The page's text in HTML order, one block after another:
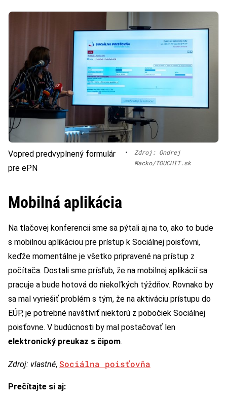
Vopred predvyplnený formulár
pre ePN
•
Zdroj: Ondrej
Macko/TOUCHIT.sk
Mobilná aplikácia
Na tlačovej konferencii sme sa pýtali aj na to, ako to bude
s mobilnou aplikáciou pre prístup k Sociálnej poisťovni,
keďže momentálne je všetko pripravené na prístup z
počítača. Dostali sme prísľub, že na mobilnej aplikácií sa
pracuje a bude hotová do niekoľkých týždňov. Rovnako by
sa mal vyriešiť problém s tým, že na aktiváciu prístupu do
EÚP, je potrebné navštíviť niektorú z pobočiek Sociálnej
poisťovne. V budúcnosti by mal postačovať len
elektronický preukaz s čipom.
Zdroj: vlastné, Sociálna poisťovňa
Prečítajte si aj: